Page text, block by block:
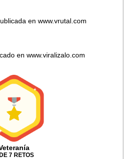
en www.vrutal.com
en www.viralizalo.com
7 RETOS